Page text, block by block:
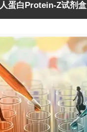
人蛋白Protein-Z试剂盒